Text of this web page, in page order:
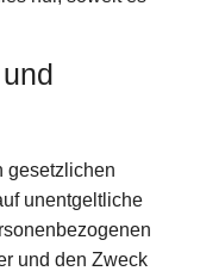
gesetzlichen
unentgeltliche
und den Zweck